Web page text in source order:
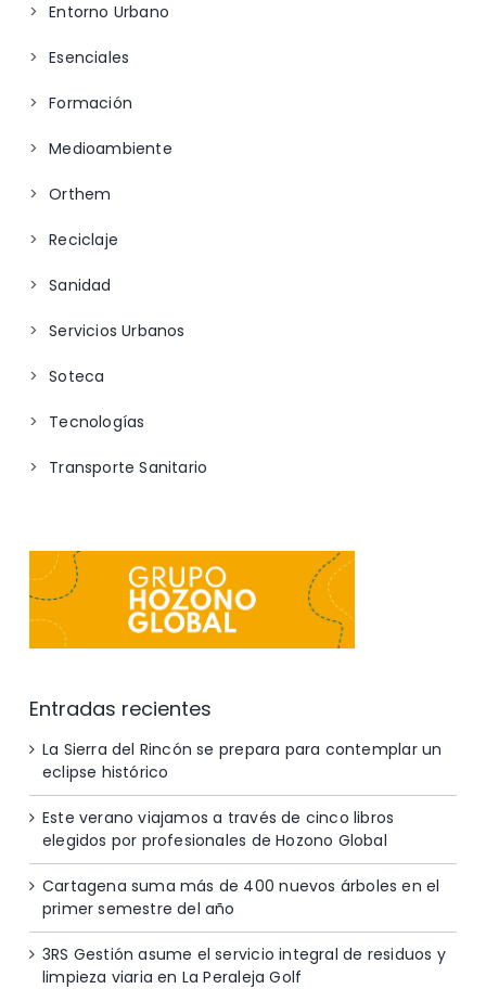
Entorno Urbano
Esenciales
Formación
Medioambiente
Orthem
Reciclaje
Sanidad
Servicios Urbanos
Soteca
Tecnologías
Transporte Sanitario
Entradas recientes
La Sierra del Rincón se prepara para contemplar un
eclipse histórico
Este verano viajamos a través de cinco libros
elegidos por profesionales de Hozono Global
Cartagena suma más de 400 nuevos árboles en el
primer semestre del año
3RS Gestión asume el servicio integral de residuos y
limpieza viaria en La Peraleja Golf